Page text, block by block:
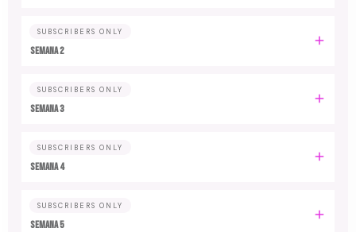
SUBSCRIBERS ONLY
Semana 2
SUBSCRIBERS ONLY
Semana 3
SUBSCRIBERS ONLY
Semana 4
SUBSCRIBERS ONLY
Semana 5